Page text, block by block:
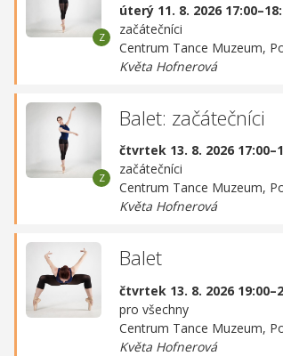
úterý 11. 8. 2026
začátečníci
Centrum Tance Muzeum,
Květa Hofnerová
Balet: začátečníci
čtvrtek 13. 8. 2026
začátečníci
Centrum Tance Muzeum,
Květa Hofnerová
Balet
čtvrtek 13. 8. 2026
pro všechny
Centrum Tance Muzeum,
Květa Hofnerová